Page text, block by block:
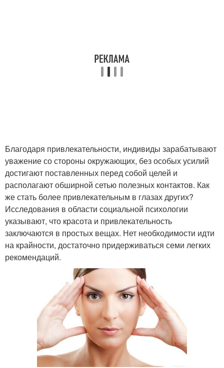
Благодаря привлекательности, индивиды зарабатывают
уважение со стороны окружающих, без особых усилий
достигают поставленных перед собой целей и
располагают обширной сетью полезных контактов. Как
же стать более привлекательным в глазах других?
Исследования в области социальной психологии
указывают, что красота и привлекательность
заключаются в простых вещах. Нет необходимости идти
на крайности, достаточно придерживаться семи легких
рекомендаций.